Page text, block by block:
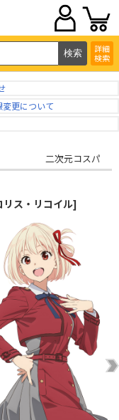
詳細
検索
更について
二次元コスパ
リス・リコイル]